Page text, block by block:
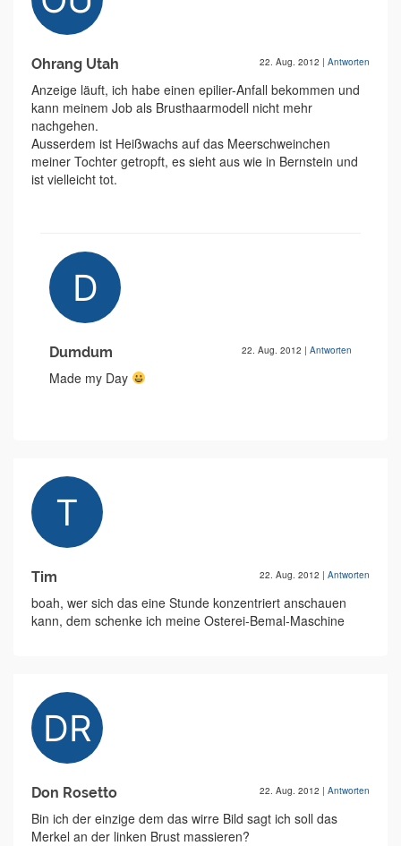
Ohrang Utah 22. Aug. 2012 | Antworten
Anzeige läuft, ich habe einen epilier-Anfall bekommen und
kann meinem Job als Brusthaarmodell nicht mehr
nachgehen.
Ausserdem ist Heißwachs auf das Meerschweinchen
meiner Tochter getropft, es sieht aus wie in Bernstein und
ist vielleicht tot.
Dumdum 22. Aug. 2012 | Antworten
Made my Day
Tim 22. Aug. 2012 | Antworten
boah, wer sich das eine Stunde konzentriert anschauen
kann, dem schenke ich meine Osterei-Bemal-Maschine
Don Rosetto 22. Aug. 2012 | Antworten
Bin ich der einzige dem das wirre Bild sagt ich soll das
Merkel an der linken Brust massieren?